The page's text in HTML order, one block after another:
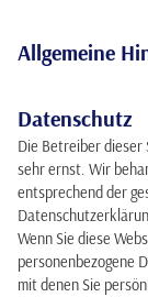
Allgemeine
Datenschutz
Die Betreiber dieser
sehr ernst. Wir
entsprechend der
Wenn Sie diese
personenbezogene
mit denen Sie